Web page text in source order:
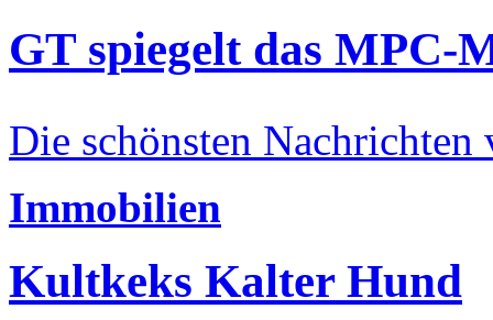
GT spiegelt das MPC-
Die schönsten Nachrichten
Immobilien
Kultkeks Kalter Hund